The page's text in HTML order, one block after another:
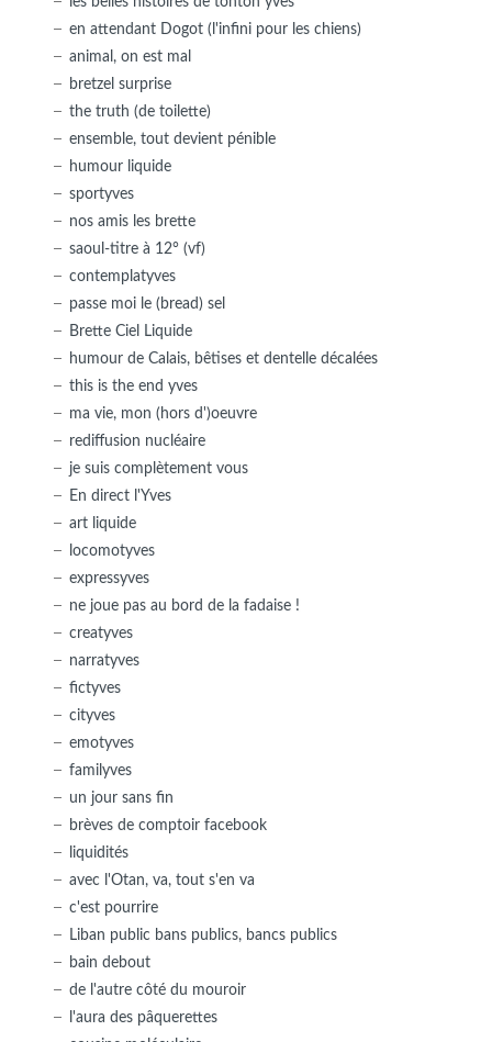
en attendant Dogot (l'infini pour les chiens)
animal, on est mal
bretzel surprise
the truth (de toilette)
ensemble, tout devient pénible
humour liquide
sportyves
nos amis les brette
saoul-titre à 12° (vf)
contemplatyves
passe moi le (bread) sel
Brette Ciel Liquide
humour de Calais, bêtises et dentelle décalées
this is the end yves
ma vie, mon (hors d')oeuvre
rediffusion nucléaire
je suis complètement vous
En direct l'Yves
art liquide
locomotyves
expressyves
ne joue pas au bord de la fadaise !
creatyves
narratyves
fictyves
cityves
emotyves
familyves
un jour sans fin
brèves de comptoir facebook
liquidités
avec l'Otan, va, tout s'en va
c'est pourrire
Liban public bans publics, bancs publics
bain debout
de l'autre côté du mouroir
l'aura des pâquerettes